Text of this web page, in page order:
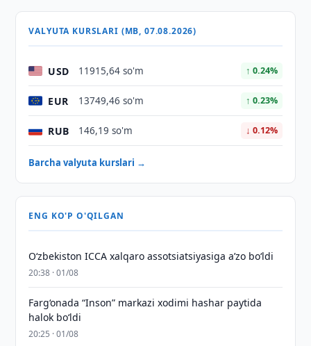
VALYUTA KURSLARI (MB, 07.08.2026)
USD 11915,64 so'm ↑ 0.24%
EUR 13749,46 so'm ↑ 0.23%
RUB 146,19 so'm ↓ 0.12%
Barcha valyuta kurslari →
ENG KO'P O'QILGAN
O‘zbekiston ICCA xalqaro assotsiatsiyasiga aʼzo bo‘ldi
20:38 · 01/08
Farg‘onada “Inson” markazi xodimi hashar paytida
halok bo‘ldi
20:25 · 01/08